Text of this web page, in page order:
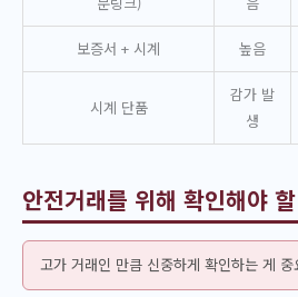
보증서 + 시계 높음
시계 단품
감가 발
생
안전거래를 위해 확인해야
고가 거래인 만큼 신중하게 확인하는 게 중